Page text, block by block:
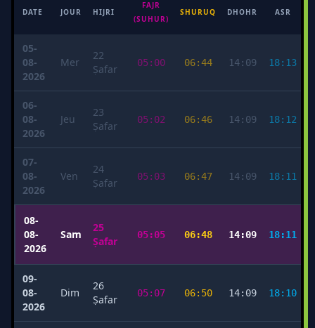
DATE JOUR HIJRI
FAJR
(SUHUR)
SHURUQ DHOHR ASR
05-
08-
2026
Mer
22
Ṣafar
05:00 06:44 14:09 18:13
06-
08-
2026
Jeu
23
Ṣafar
05:02 06:46 14:09 18:12
07-
08-
2026
Ven
24
Ṣafar
05:03 06:47 14:09 18:11
08-
08-
2026
Sam
25
Ṣafar
05:05 06:48 14:09 18:11
09-
08-
2026
Dim
26
Ṣafar
05:07 06:50 14:09 18:10